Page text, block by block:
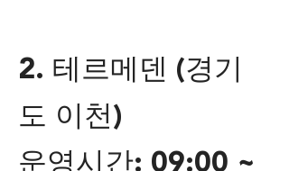
2. 테르메덴 (경기
도 이천)